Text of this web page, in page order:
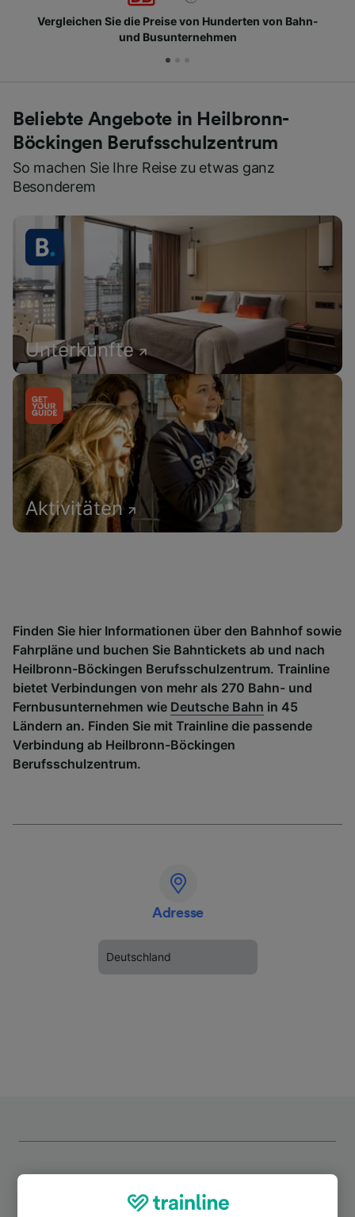
Vergleichen Sie die Preise von Hunderten von Bahn-
und Busunternehmen
Beliebte Angebote in Heilbronn-
Böckingen Berufsschulzentrum
So machen Sie Ihre Reise zu etwas ganz
Besonderem
Unterkünfte
Aktivitäten
Finden Sie hier Informationen über den Bahnhof sowie
Fahrpläne und buchen Sie Bahntickets ab und nach
Heilbronn-Böckingen Berufsschulzentrum. Trainline
bietet Verbindungen von mehr als 270 Bahn- und
Fernbusunternehmen wie Deutsche Bahn in 45
Ländern an. Finden Sie mit Trainline die passende
Verbindung ab Heilbronn-Böckingen
Berufsschulzentrum.
Adresse
Deutschland